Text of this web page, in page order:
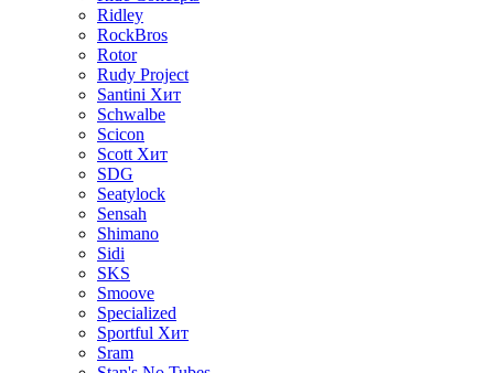
Ridley
RockBros
Rotor
Rudy Project
Santini Хит
Schwalbe
Scicon
Scott Хит
SDG
Seatylock
Sensah
Shimano
Sidi
SKS
Smoove
Specialized
Sportful Хит
Sram